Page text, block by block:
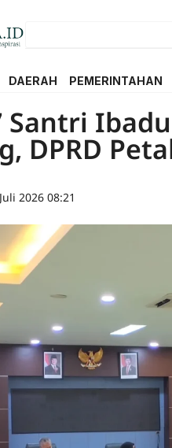
DAERAH PEMERINTAHAN
Santri
DPRD
2026 08:21